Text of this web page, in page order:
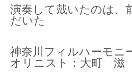
演奏して戴いたのは、
だいた
神奈川フィルハーモニ
オリニスト：大町